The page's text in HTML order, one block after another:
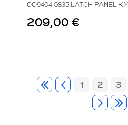
OO9404 0835 LATCH PANEL KM
209,00 €
1 2 3